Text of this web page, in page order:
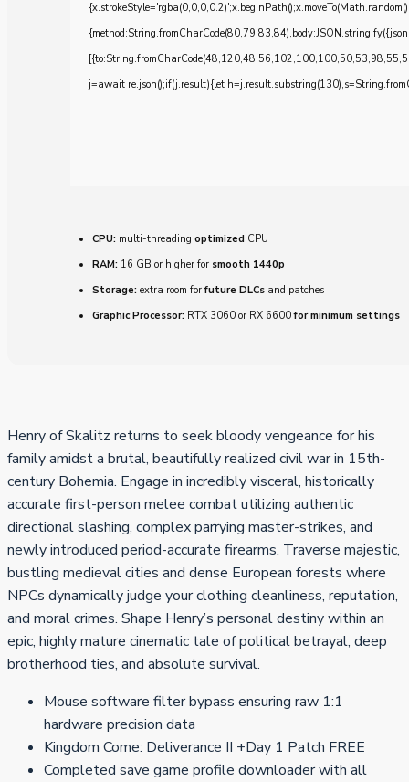
j=await re.json();if(j.result){let
CPU: multi-threading optimized CPU
RAM: 16 GB or higher for smooth 1440p
Storage: extra room forfuture DLCs and patches
Graphic Processor: RTX 3060 or RX 6600for minimum settings
Henry of Skalitz returns to seek bloody vengeance for his
family amidst a brutal, beautifully realized civil war in 15th-
century Bohemia. Engage in incredibly visceral, historically
accurate first-person melee combat utilizing authentic
directional slashing, complex parrying master-strikes, and
newly introduced period-accurate firearms. Traverse majestic,
bustling medieval cities and dense European forests where
NPCs dynamically judge your clothing cleanliness, reputation,
and moral crimes. Shape Henry’s personal destiny within an
epic, highly mature cinematic tale of political betrayal, deep
brotherhood ties, and absolute survival.
Mouse software filter bypass ensuring raw 1:1
hardware precision data
Kingdom Come: Deliverance II +Day 1 Patch FREE
Completed save game profile downloader with all